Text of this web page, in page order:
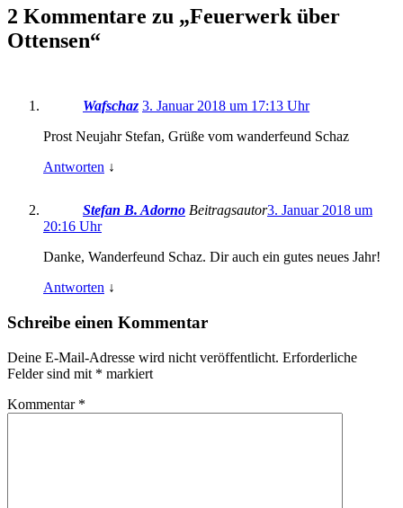
2 Kommentare zu „Feuerwerk über
Ottensen“
Wafschaz 3. Januar 2018 um 17:13 Uhr
Prost Neujahr Stefan, Grüße vom wanderfeund Schaz
Antworten ↓
Stefan B. Adorno Beitragsautor3. Januar 2018 um
20:16 Uhr
Danke, Wanderfeund Schaz. Dir auch ein gutes neues Jahr!
Antworten ↓
Schreibe einen Kommentar
Deine E-Mail-Adresse wird nicht veröffentlicht. Erforderliche
Felder sind mit * markiert
Kommentar *